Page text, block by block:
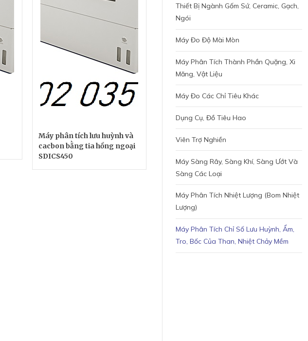
Máy phân tích lưu huỳnh và
cacbon bằng tia hồng ngoại
SDICS450
Thiết Bị Ngành Gốm Sứ, Ceramic, Gạch,
Ngói
Máy Đo Độ Mài Mòn
Máy Phân Tích Thành Phần Quặng, Xi
Măng, Vật Liệu
Máy Đo Các Chỉ Tiêu Khác
Dụng Cụ, Đồ Tiêu Hao
Viên Trợ Nghiền
Máy Sàng Rây, Sàng Khí, Sàng Ướt Và
Sàng Các Loại
Máy Phân Tích Nhiệt Lượng (bom Nhiệt
Lượng)
Máy Phân Tích Chỉ Số Lưu Huỳnh, Ẩm,
Tro, Bốc Của Than, Nhiệt Chảy Mềm